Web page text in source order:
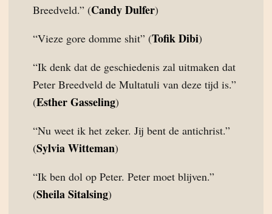
Breedveld.” (Candy Dulfer)
“Vieze gore domme shit” (Tofik Dibi)
“Ik denk dat de geschiedenis zal uitmaken dat
Peter Breedveld de Multatuli van deze tijd is.”
(Esther Gasseling)
“Nu weet ik het zeker. Jij bent de antichrist.”
(Sylvia Witteman)
“Ik ben dol op Peter. Peter moet blijven.”
(Sheila Sitalsing)